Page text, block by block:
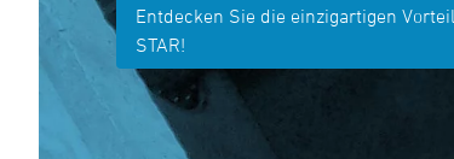
Entdecken Sie die einzigartigen
STAR!